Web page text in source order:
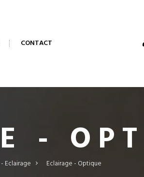
CONTACT
-
Eclairage > Eclairage - Optique